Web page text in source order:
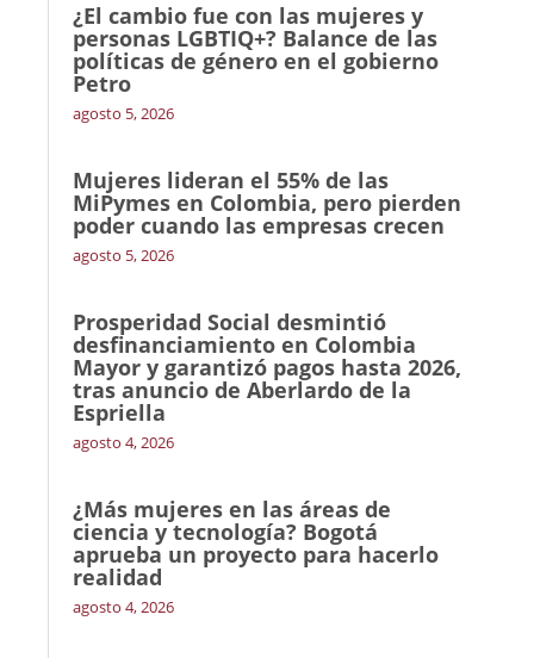
¿El cambio fue con las mujeres y
personas LGBTIQ+? Balance de las
políticas de género en el gobierno
Petro
agosto 5, 2026
Mujeres lideran el 55% de las
MiPymes en Colombia, pero pierden
poder cuando las empresas crecen
agosto 5, 2026
Prosperidad Social desmintió
desfinanciamiento en Colombia
Mayor y garantizó pagos hasta 2026,
tras anuncio de Aberlardo de la
Espriella
agosto 4, 2026
¿Más mujeres en las áreas de
ciencia y tecnología? Bogotá
aprueba un proyecto para hacerlo
realidad
agosto 4, 2026